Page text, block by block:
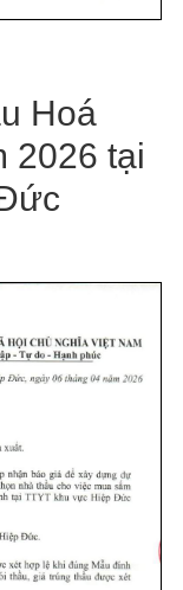
Hoá
2026 tại